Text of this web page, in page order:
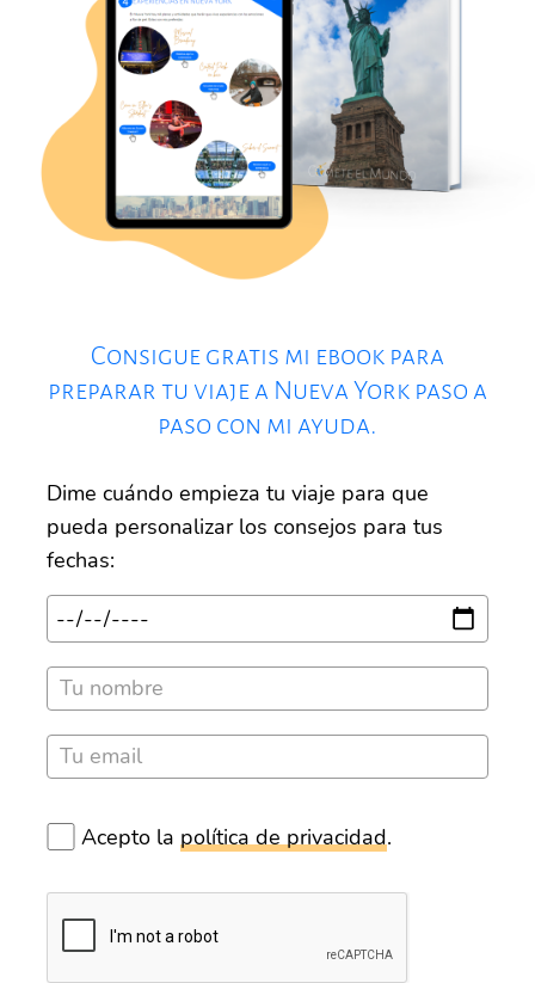
Consigue gratis mi ebook para
preparar tu viaje a Nueva York paso a
paso con mi ayuda.
Dime cuándo empieza tu viaje para que
pueda personalizar los consejos para tus
fechas:
Acepto la política de privacidad.